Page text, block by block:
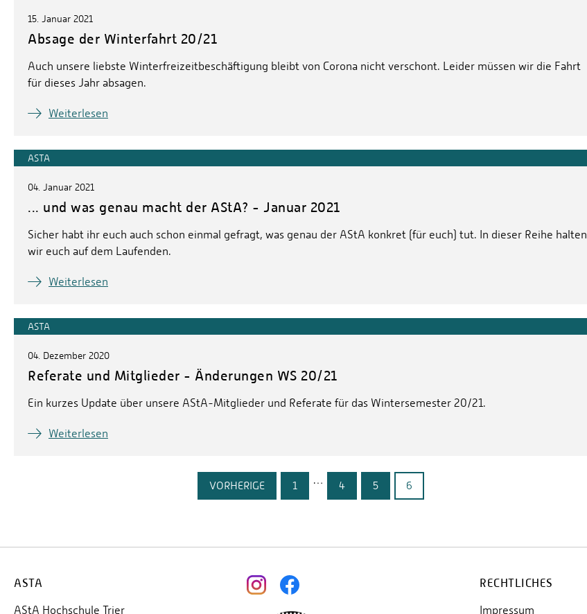
15. Januar 2021
Absage der Winterfahrt 20/21
Auch unsere liebste Winterfreizeitbeschäftigung bleibt von Corona nicht verschont. Leider müssen wir die Fahrt
für dieses Jahr absagen.
Weiterlesen
ASTA
04. Januar 2021
... und was genau macht der AStA? - Januar 2021
Sicher habt ihr euch auch schon einmal gefragt, was genau der AStA konkret (für euch) tut. In dieser Reihe halten
wir euch auf dem Laufenden.
Weiterlesen
ASTA
04. Dezember 2020
Referate und Mitglieder - Änderungen WS 20/21
Ein kurzes Update über unsere AStA-Mitglieder und Referate für das Wintersemester 20/21.
Weiterlesen
VORHERIGE 1 … 4 5 6
ASTA
AStA Hochschule Trier
RECHTLICHES
Impressum